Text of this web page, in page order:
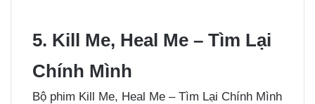
5. Kill Me, Heal Me – Tìm Lại
Chính Mình
Bộ phim Kill Me, Heal Me – Tìm Lại Chính Mình